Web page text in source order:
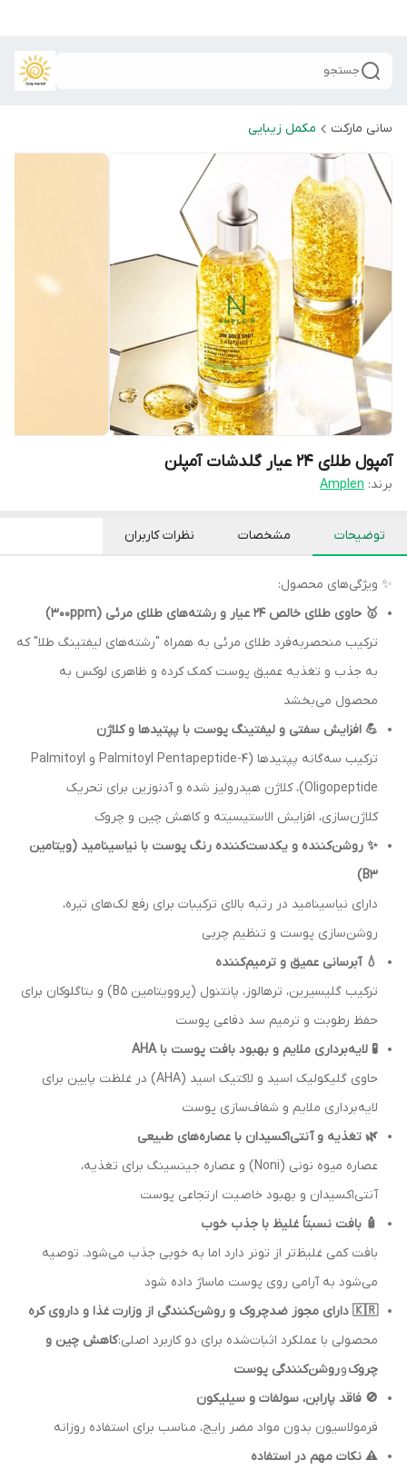
جستجو
سانی مارکت مکمل زیبایی
آمپول طلای 24 عیار گلدشات آمپلن
برند: Amplen
توضیحات مشخصات نظرات کاربران
✨ ویژگی‌های محصول:
🥇 حاوی طلای خالص 24 عیار و رشته‌های طلای مرئی (300ppm)
ترکیب منحصربه‌فرد طلای مرئی به همراه "رشته‌های لیفتینگ طلا" که
به جذب و تغذیه عمیق پوست کمک کرده و ظاهری لوکس به
محصول می‌بخشد
💪 افزایش سفتی و لیفتینگ پوست با پپتیدها و کلاژن
ترکیب سه‌گانه پپتیدها (Palmitoyl Pentapeptide-4 و Palmitoyl
Oligopeptide)، کلاژن هیدرولیز شده و آدنوزین برای تحریک
کلاژن‌سازی، افزایش الاستیسیته و کاهش چین و چروک
✨ روشن‌کننده و یکدست‌کننده رنگ پوست با نیاسینامید (ویتامین
B3)
دارای نیاسینامید در رتبه بالای ترکیبات برای رفع لک‌های تیره،
روشن‌سازی پوست و تنظیم چربی
💧 آبرسانی عمیق و ترمیم‌کننده
ترکیب گلیسیرین، ترهالوز، پانتنول (پروویتامین B5) و بتاگلوکان برای
حفظ رطوبت و ترمیم سد دفاعی پوست
🧪 لایه‌برداری ملایم و بهبود بافت پوست با AHA
حاوی گلیکولیک اسید و لاکتیک اسید (AHA) در غلظت پایین برای
لایه‌برداری ملایم و شفاف‌سازی پوست
🌿 تغذیه و آنتی‌اکسیدان با عصاره‌های طبیعی
عصاره میوه نونی (Noni) و عصاره جینسینگ برای تغذیه،
آنتی‌اکسیدان و بهبود خاصیت ارتجاعی پوست
🧴 بافت نسبتاً غلیظ با جذب خوب
بافت کمی غلیظ‌تر از تونر دارد اما به خوبی جذب می‌شود. توصیه
می‌شود به آرامی روی پوست ماساژ داده شود
🇰🇷 دارای مجوز ضدچروک و روشن‌کنندگی از وزارت غذا و داروی کره
محصولی با عملکرد اثبات‌شده برای دو کاربرد اصلی:کاهش چین و
چروکوروشن‌کنندگی پوست
🚫 فاقد پارابن، سولفات و سیلیکون
فرمولاسیون بدون مواد مضر رایج، مناسب برای استفاده روزانه
⚠️ نکات مهم در استفاده